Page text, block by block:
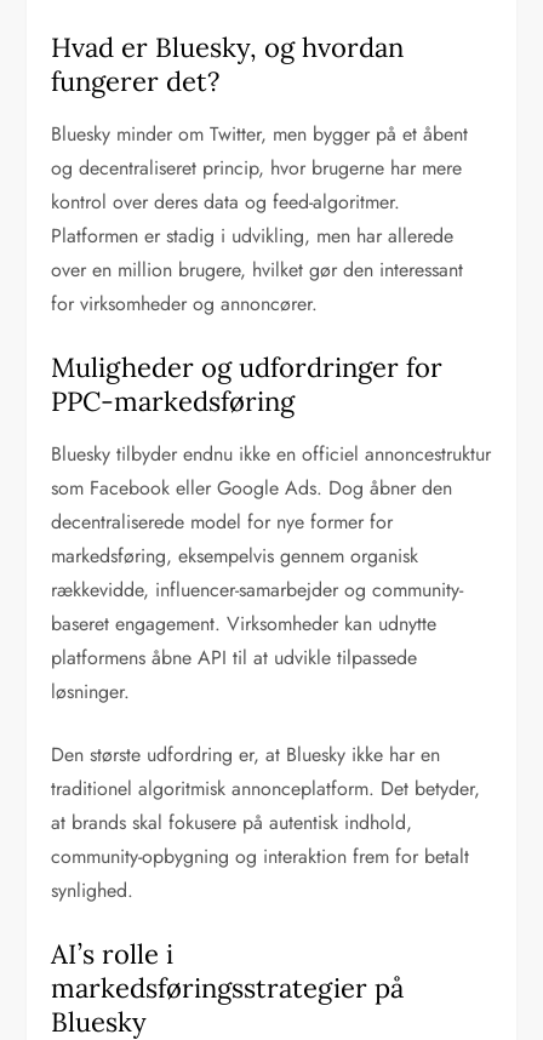
Hvad er Bluesky, og hvordan
fungerer det?
Bluesky minder om Twitter, men bygger på et åbent
og decentraliseret princip, hvor brugerne har mere
kontrol over deres data og feed-algoritmer.
Platformen er stadig i udvikling, men har allerede
over en million brugere, hvilket gør den interessant
for virksomheder og annoncører.
Muligheder og udfordringer for
PPC-markedsføring
Bluesky tilbyder endnu ikke en officiel annoncestruktur
som Facebook eller Google Ads. Dog åbner den
decentraliserede model for nye former for
markedsføring, eksempelvis gennem organisk
rækkevidde, influencer-samarbejder og community-
baseret engagement. Virksomheder kan udnytte
platformens åbne API til at udvikle tilpassede
løsninger.
Den største udfordring er, at Bluesky ikke har en
traditionel algoritmisk annonceplatform. Det betyder,
at brands skal fokusere på autentisk indhold,
community-opbygning og interaktion frem for betalt
synlighed.
AI’s rolle i
markedsføringsstrategier på
Bluesky